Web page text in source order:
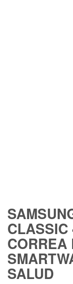
CLASSIC
CORREA
SALUD